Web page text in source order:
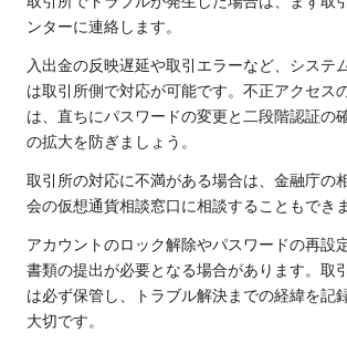
ンターに連絡します。
入出金の反映遅延や取引エラーなど、システ
は取引所側で対応が可能です。不正アクセス
は、直ちにパスワードの変更と二段階認証の
の拡大を防ぎましょう。
取引所の対応に不満がある場合は、金融庁の
会の仮想通貨相談窓口に相談することもできま
アカウントのロック解除やパスワードの再設
書類の提出が必要となる場合があります。取
は必ず保管し、トラブル解決までの経緯を記
大切です。